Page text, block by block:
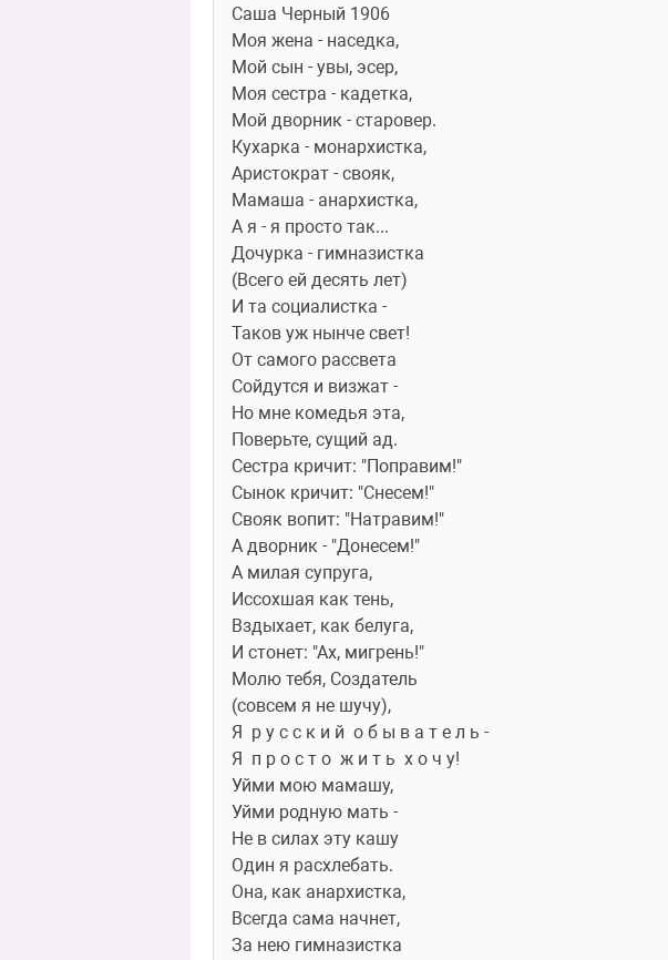
Саша Черный 1906
Моя жена - наседка,
Мой сын - увы, эсер,
Моя сестра - кадетка,
Мой дворник - старовер.
Кухарка - монархистка,
Аристократ - свояк,
Мамаша - анархистка,
А я - я просто так...
Дочурка - гимназистка
(Всего ей десять лет)
И та социалистка -
Таков уж нынче свет!
От самого рассвета
Сойдутся и визжат -
Но мне комедья эта,
Поверьте, сущий ад.
Сестра кричит: "Поправим!"
Сынок кричит: "Снесем!"
Свояк вопит: "Натравим!"
А дворник - "Донесем!"
А милая супруга,
Иссохшая как тень,
Вздыхает, как белуга,
И стонет: "Ах, мигрень!"
Молю тебя, Создатель
(совсем я не шучу),
Я  р у с с к и й  о б ы в а т е л ь -
Я  п р о с т о  ж и т ь  х о ч у!
Уйми мою мамашу,
Уйми родную мать -
Не в силах эту кашу
Один я расхлебать.
Она, как анархистка,
Всегда сама начнет,
За нею гимназистка